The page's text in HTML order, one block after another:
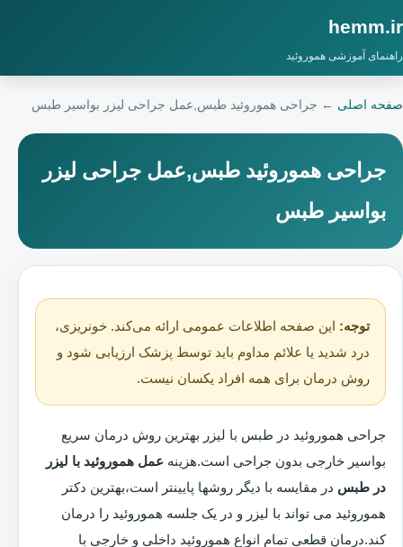
hemm.ir
راهنمای آموزشی هموروئید
صفحه اصلی ← جراحی هموروئید طبس,عمل جراحی لیزر بواسیر طبس
جراحی هموروئید طبس,عمل جراحی لیزر
بواسیر طبس
توجه: این صفحه اطلاعات عمومی ارائه می‌کند. خونریزی،
درد شدید یا علائم مداوم باید توسط پزشک ارزیابی شود و
روش درمان برای همه افراد یکسان نیست.
جراحی هموروئید در طبس با لیزر بهترین روش درمان سریع
بواسیر خارجی بدون جراحی است.هزینه عمل هموروئید با لیزر
در طبس در مقایسه با دیگر روشها پایینتر است،بهترین دکتر
هموروئید می تواند با لیزر و در یک جلسه هموروئید را درمان
کند.درمان قطعی تمام انواع هموروئید داخلی و خارجی با